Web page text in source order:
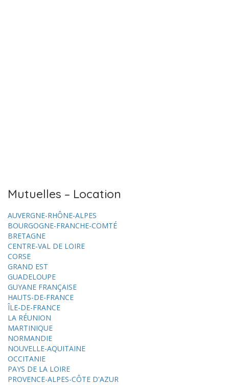
Mutuelles – Location
AUVERGNE-RHÔNE-ALPES
BOURGOGNE-FRANCHE-COMTÉ
BRETAGNE
CENTRE-VAL DE LOIRE
CORSE
GRAND EST
GUADELOUPE
GUYANE FRANÇAISE
HAUTS-DE-FRANCE
ÎLE-DE-FRANCE
LA RÉUNION
MARTINIQUE
NORMANDIE
NOUVELLE-AQUITAINE
OCCITANIE
PAYS DE LA LOIRE
PROVENCE-ALPES-CÔTE D'AZUR